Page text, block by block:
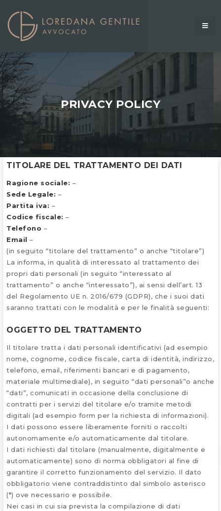
PRIVACY POLICY
TITOLARE DEL TRATTAMENTO DEI DATI
Ragione sociale: –
Sede Legale: –
Partita iva: –
Codice fiscale: –
Telefono –
Email –
(in seguito “titolare del trattamento” o anche “titolare”)
La informa, in qualità di interessato al trattamento dei
propri dati personali (in seguito “interessato al
trattamento” o anche “interessato”), ai sensi dell’art. 13
del Regolamento UE n. 2016/679 (GDPR), che i suoi dati
saranno trattati con le modalità e per le finalità seguenti:
OGGETTO DEL TRATTAMENTO
Il titolare tratta i dati personali identificativi (ad esempio
nome, cognome, codice fiscale, carta di identità, indirizzo,
telefono, email, riferimenti bancari e di pagamento,
materiale multimediale), in seguito “dati personali”o anche
“dati”, comunicati in occasione della conclusione di
contratti per i servizi del titolare e/o tramite metodi
digitali (ad esempio form per la richiesta di informazioni).
I dati possono essere liberamente forniti o raccolti
autonomamente e/o automaticamente dal titolare.
I dati richiesti dal titolare (manualmente, digitalmente e
automaticamente) sono di norma obbligatori al fine di
garantire il corretto funzionamento del servizio. Il dato
obbligatorio viene contraddistinto dal simbolo asterisco
(*) ove necessario e possibile.
Nei casi in cui sia prevista la compilazione di dati